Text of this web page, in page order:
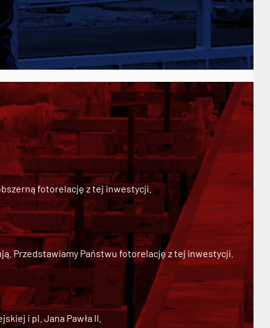
fotorelację z tej inwestycji.
Przedstawiamy Państwu fotorelację z tej inwestycji.
i pl. Jana Pawła II.